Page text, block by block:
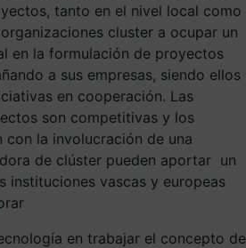
tanto en el nivel local como
cluster a ocupar un
en la formulación de proyectos
a sus empresas, siendo ellos
en cooperación. Las
son competitivas y los
la involucración de una
de clúster pueden aportar un
instituciones vascas y europeas
en trabajar el concepto de